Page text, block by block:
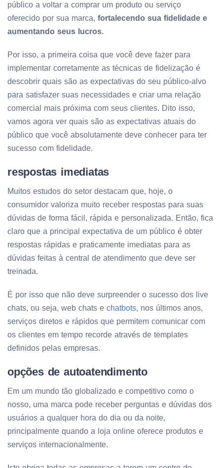
público a voltar a comprar um produto ou serviço
oferecido por sua marca, fortalecendo sua fidelidade e
aumentando seus lucros.
Por isso, a primeira coisa que você deve fazer para
implementar corretamente as técnicas de fidelização é
descobrir quais são as expectativas do seu público-alvo
para satisfazer suas necessidades e criar uma relação
comercial mais próxima com seus clientes. Dito isso,
vamos agora ver quais são as expectativas atuais do
público que você absolutamente deve conhecer para ter
sucesso com fidelidade.
respostas imediatas
Muitos estudos do setor destacam que, hoje, o
consumidor valoriza muito receber respostas para suas
dúvidas de forma fácil, rápida e personalizada. Então, fica
claro que a principal expectativa de um público é obter
respostas rápidas e praticamente imediatas para as
dúvidas feitas à central de atendimento que deve ser
treinada.
É por isso que não deve surpreender o sucesso dos live
chats, ou seja, web chats e chatbots, nos últimos anos,
serviços diretos e rápidos que permitem comunicar com
os clientes em tempo recorde através de templates
definidos pelas empresas.
opções de autoatendimento
Em um mundo tão globalizado e competitivo como o
nosso, uma marca pode receber perguntas e dúvidas dos
usuários a qualquer hora do dia ou da noite,
principalmente quando a loja online oferece produtos e
serviços internacionalmente.